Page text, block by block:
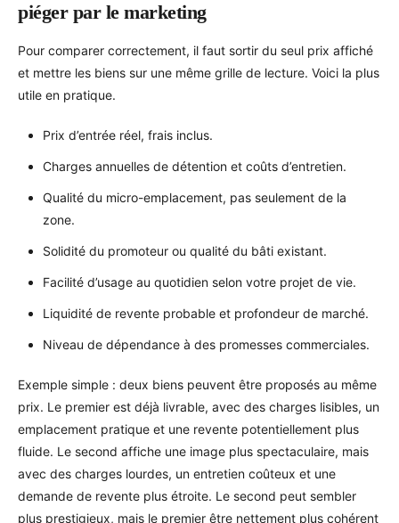
piéger par le marketing
Pour comparer correctement, il faut sortir du seul prix affiché
et mettre les biens sur une même grille de lecture. Voici la plus
utile en pratique.
Prix d’entrée réel, frais inclus.
Charges annuelles de détention et coûts d’entretien.
Qualité du micro-emplacement, pas seulement de la
zone.
Solidité du promoteur ou qualité du bâti existant.
Facilité d’usage au quotidien selon votre projet de vie.
Liquidité de revente probable et profondeur de marché.
Niveau de dépendance à des promesses commerciales.
Exemple simple : deux biens peuvent être proposés au même
prix. Le premier est déjà livrable, avec des charges lisibles, un
emplacement pratique et une revente potentiellement plus
fluide. Le second affiche une image plus spectaculaire, mais
avec des charges lourdes, un entretien coûteux et une
demande de revente plus étroite. Le second peut sembler
plus prestigieux, mais le premier être nettement plus cohérent